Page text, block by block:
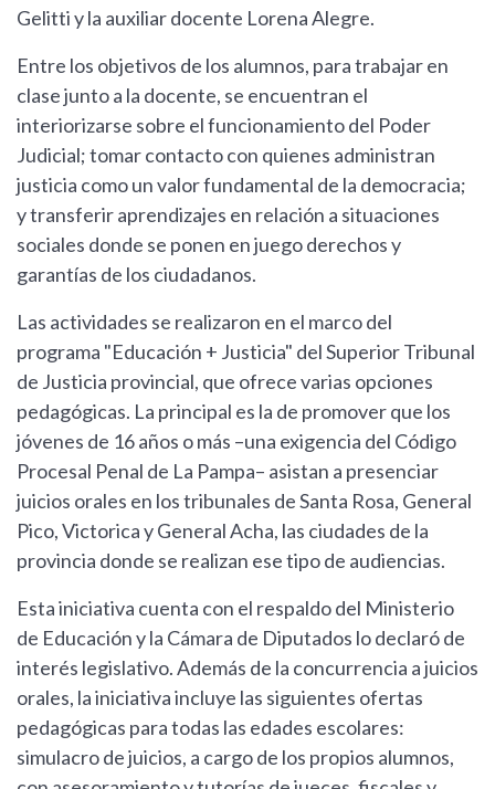
Gelitti y la auxiliar docente Lorena Alegre.
Entre los objetivos de los alumnos, para trabajar en
clase junto a la docente, se encuentran el
interiorizarse sobre el funcionamiento del Poder
Judicial; tomar contacto con quienes administran
justicia como un valor fundamental de la democracia;
y transferir aprendizajes en relación a situaciones
sociales donde se ponen en juego derechos y
garantías de los ciudadanos.
Las actividades se realizaron en el marco del
programa "Educación + Justicia" del Superior Tribunal
de Justicia provincial, que ofrece varias opciones
pedagógicas. La principal es la de promover que los
jóvenes de 16 años o más –una exigencia del Código
Procesal Penal de La Pampa– asistan a presenciar
juicios orales en los tribunales de Santa Rosa, General
Pico, Victorica y General Acha, las ciudades de la
provincia donde se realizan ese tipo de audiencias.
Esta iniciativa cuenta con el respaldo del Ministerio
de Educación y la Cámara de Diputados lo declaró de
interés legislativo. Además de la concurrencia a juicios
orales, la iniciativa incluye las siguientes ofertas
pedagógicas para todas las edades escolares:
simulacro de juicios, a cargo de los propios alumnos,